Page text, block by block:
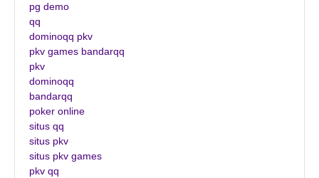
pg demo
qq
dominoqq pkv
pkv games bandarqq
pkv
dominoqq
bandarqq
poker online
situs qq
situs pkv
situs pkv games
pkv qq